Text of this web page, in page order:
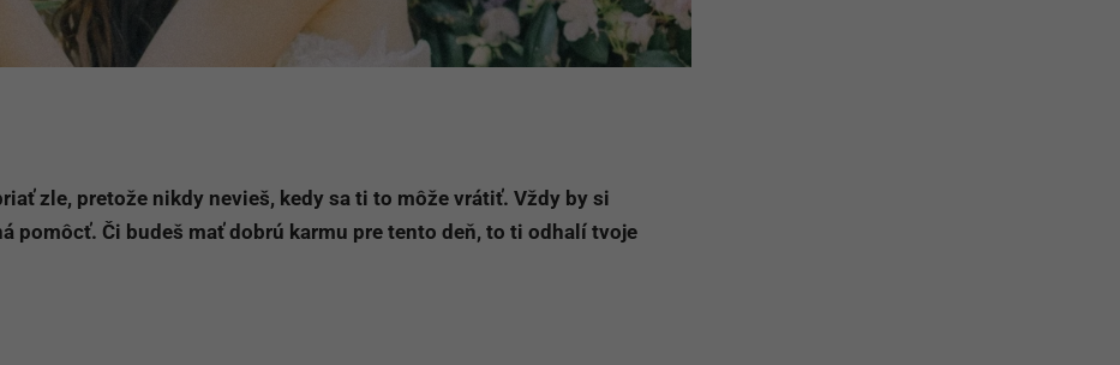
zle, pretože nikdy nevieš, kedy sa ti to môže vrátiť. Vždy by si
pomôcť. Či budeš mať dobrú karmu pre tento deň, to ti odhalí tvoje